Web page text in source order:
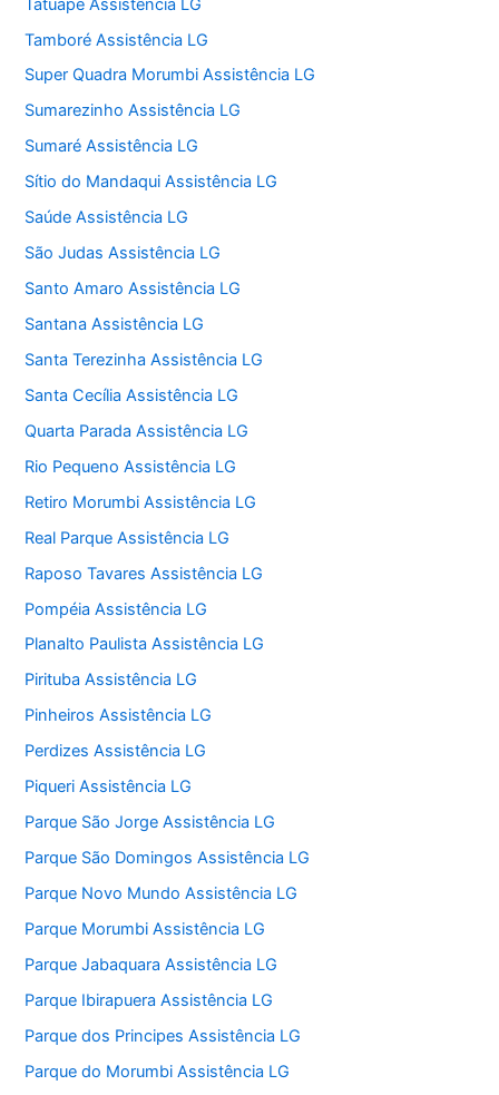
Tamboré Assistência LG
Super Quadra Morumbi Assistência LG
Sumarezinho Assistência LG
Sumaré Assistência LG
Sítio do Mandaqui Assistência LG
Saúde Assistência LG
São Judas Assistência LG
Santo Amaro Assistência LG
Santana Assistência LG
Santa Terezinha Assistência LG
Santa Cecília Assistência LG
Quarta Parada Assistência LG
Rio Pequeno Assistência LG
Retiro Morumbi Assistência LG
Real Parque Assistência LG
Raposo Tavares Assistência LG
Pompéia Assistência LG
Planalto Paulista Assistência LG
Pirituba Assistência LG
Pinheiros Assistência LG
Perdizes Assistência LG
Piqueri Assistência LG
Parque São Jorge Assistência LG
Parque São Domingos Assistência LG
Parque Novo Mundo Assistência LG
Parque Morumbi Assistência LG
Parque Jabaquara Assistência LG
Parque Ibirapuera Assistência LG
Parque dos Principes Assistência LG
Parque do Morumbi Assistência LG